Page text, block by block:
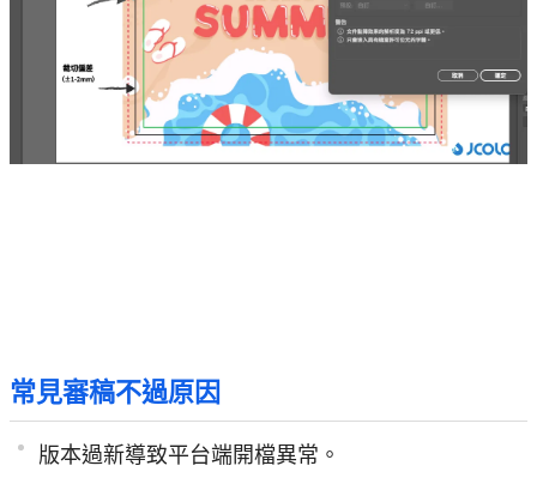
常見審稿不過原因
版本過新導致平台端開檔異常。